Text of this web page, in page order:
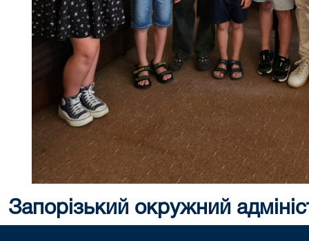
Запорізький окружний